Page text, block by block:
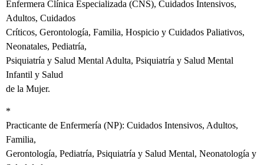
Enfermera Clínica Especializada (CNS), Cuidados Intensivos,
Adultos, Cuidados
Críticos, Gerontología, Familia, Hospicio y Cuidados Paliativos,
Neonatales, Pediatría,
Psiquiatría y Salud Mental Adulta, Psiquiatría y Salud Mental
Infantil y Salud
de la Mujer.
*
Practicante de Enfermería (NP): Cuidados Intensivos, Adultos,
Familia,
Gerontología, Pediatría, Psiquiatría y Salud Mental, Neonatología y